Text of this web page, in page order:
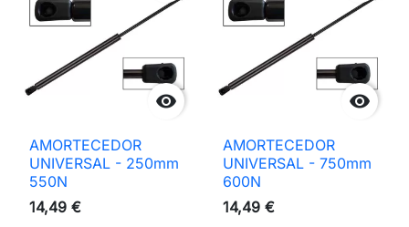

AMORTECEDOR
UNIVERSAL - 250mm
550N
14,49 €

AMORTECEDOR
UNIVERSAL - 750mm
600N
14,49 €